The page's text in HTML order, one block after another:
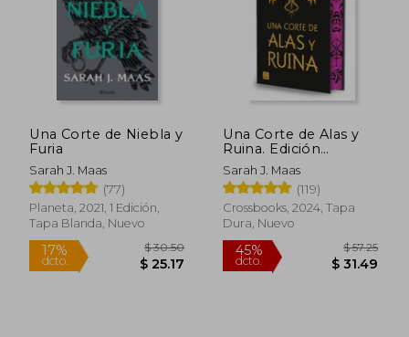
32%
dcto.
Una Corte de Niebla y
Furia
Sarah J. Maas
(77)
Planeta, 2021, 1 Edición,
Tapa Blanda, Nuevo
Una Corte de Alas y
Ruina. Edición
Especial
Sarah J. Maas
(119)
Crossbooks, 2024, Tapa
Dura, Nuevo